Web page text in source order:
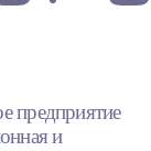
предприятие
и